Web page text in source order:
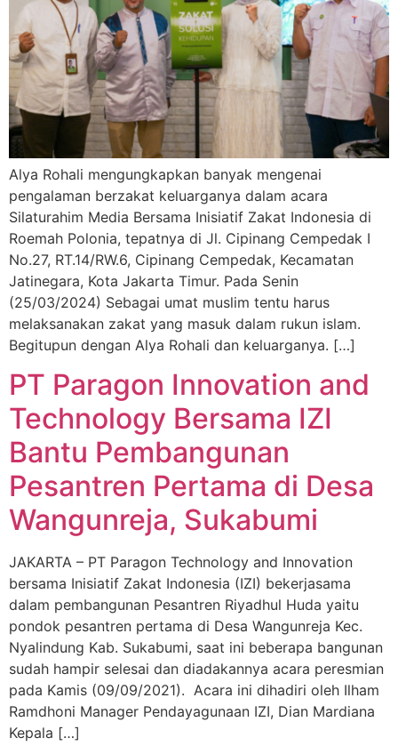
Alya Rohali mengungkapkan banyak mengenai
pengalaman berzakat keluarganya dalam acara
Silaturahim Media Bersama Inisiatif Zakat Indonesia di
Roemah Polonia, tepatnya di Jl. Cipinang Cempedak I
No.27, RT.14/RW.6, Cipinang Cempedak, Kecamatan
Jatinegara, Kota Jakarta Timur. Pada Senin
(25/03/2024) Sebagai umat muslim tentu harus
melaksanakan zakat yang masuk dalam rukun islam.
Begitupun dengan Alya Rohali dan keluarganya. […]
PT Paragon Innovation and
Technology Bersama IZI
Bantu Pembangunan
Pesantren Pertama di Desa
Wangunreja, Sukabumi
JAKARTA – PT Paragon Technology and Innovation
bersama Inisiatif Zakat Indonesia (IZI) bekerjasama
dalam pembangunan Pesantren Riyadhul Huda yaitu
pondok pesantren pertama di Desa Wangunreja Kec.
Nyalindung Kab. Sukabumi, saat ini beberapa bangunan
sudah hampir selesai dan diadakannya acara peresmian
pada Kamis (09/09/2021). Acara ini dihadiri oleh Ilham
Ramdhoni Manager Pendayagunaan IZI, Dian Mardiana
Kepala […]